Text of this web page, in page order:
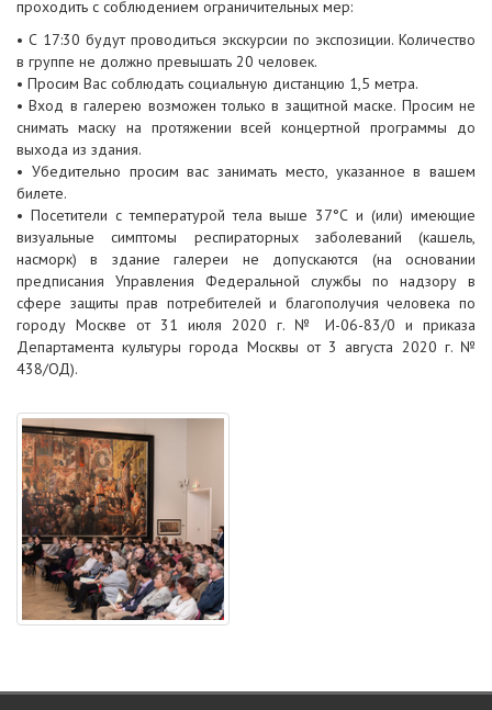
проходить с соблюдением ограничительных мер:
• С 17:30 будут проводиться экскурсии по экспозиции. Количество
в группе не должно превышать 20 человек.
• Просим Вас соблюдать социальную дистанцию 1,5 метра.
• Вход в галерею возможен только в защитной маске. Просим не
снимать маску на протяжении всей концертной программы до
выхода из здания.
• Убедительно просим вас занимать место, указанное в вашем
билете.
• Посетители с температурой тела выше 37°С и (или) имеющие
визуальные симптомы респираторных заболеваний (кашель,
насморк) в здание галереи не допускаются (на основании
предписания Управления Федеральной службы по надзору в
сфере защиты прав потребителей и благополучия человека по
городу Москве от 31 июля 2020 г. № И-06-83/0 и приказа
Департамента культуры города Москвы от 3 августа 2020 г. №
438/ОД).